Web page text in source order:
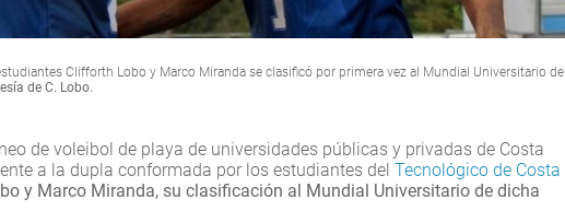
Clifforth Lobo y Marco Miranda se clasificó por primera vez al Mundial Universitario de
de C. Lobo.
de voleibol de playa de universidades públicas y privadas de Costa
a la dupla conformada por los estudiantes del Tecnológico de Costa
y Marco Miranda, su clasificación al Mundial Universitario de dicha